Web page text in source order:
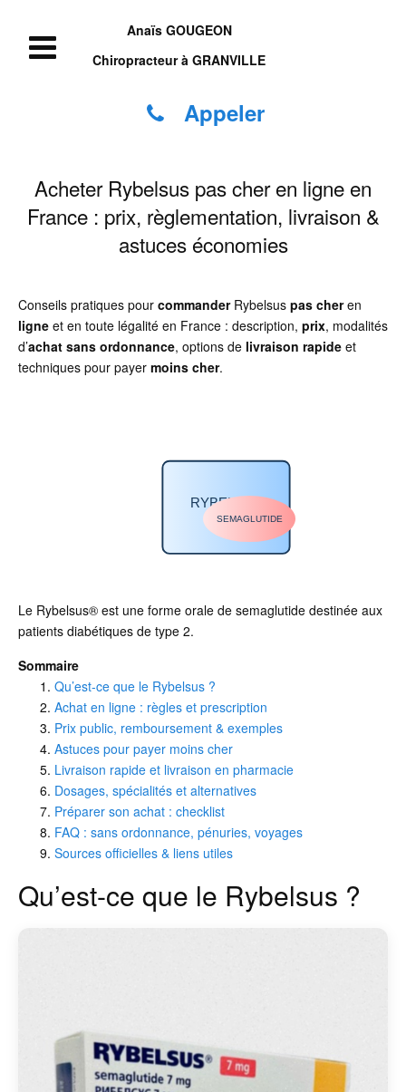
Anaïs GOUGEON
Chiropracteur à GRANVILLE
Appeler
Acheter Rybelsus pas cher en ligne en
France : prix, règlementation, livraison &
astuces économies
Conseils pratiques pour commanderRybelsus pas cheren
ligne et en toute légalité en France : description, prix, modalités
d’achat sans ordonnance, options de livraison rapide et
techniques pour payer moins cher.
RYBELSUS
SEMAGLUTIDE
Le Rybelsus® est une forme orale de semaglutide destinée aux
patients diabétiques de type 2.
Sommaire
Qu’est-ce que le Rybelsus ?
Achat en ligne : règles et prescription
Prix public, remboursement & exemples
Astuces pour payer moins cher
Livraison rapide et livraison en pharmacie
Dosages, spécialités et alternatives
Préparer son achat : checklist
FAQ : sans ordonnance, pénuries, voyages
Sources officielles & liens utiles
Qu’est-ce que le Rybelsus ?